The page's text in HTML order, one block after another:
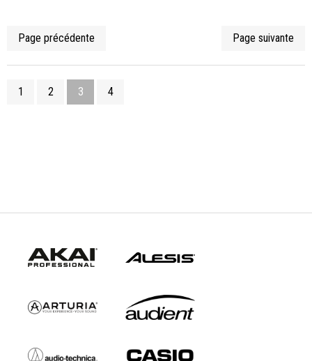
Page précédente Page suivante
1 2 3 4